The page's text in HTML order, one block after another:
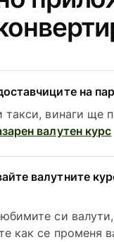
на
такси, винаги ще
валутен курс
валутните
си
как се променя